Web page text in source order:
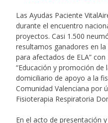
Las Ayudas Paciente
durante el encuentro
proyectos. Casi 1.500
resultamos ganadores en
para afectados de ELA”
“Educación y promoción
domiciliario de apoyo a la
Comunidad Valenciana por
Fisioterapia Respiratoria
En el acto de presentación